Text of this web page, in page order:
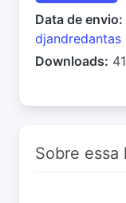
Data de envio:
djandredantas
Downloads:
Sobre essa